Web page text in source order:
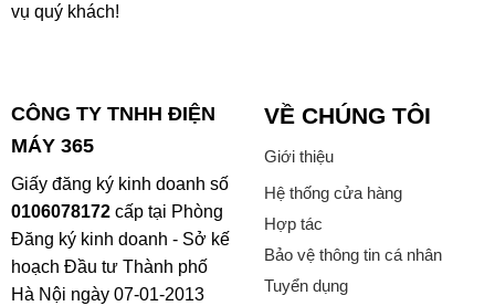
vụ quý khách!
CÔNG TY TNHH ĐIỆN
MÁY 365
Giấy đăng ký kinh doanh số
0106078172cấp tại Phòng
Đăng ký kinh doanh - Sở kế
hoạch Đầu tư Thành phố
Hà Nội ngày 07-01-2013
VỀ CHÚNG TÔI
Giới thiệu
Hệ thống cửa hàng
Hợp tác
Bảo vệ thông tin cá nhân
Tuyển dụng